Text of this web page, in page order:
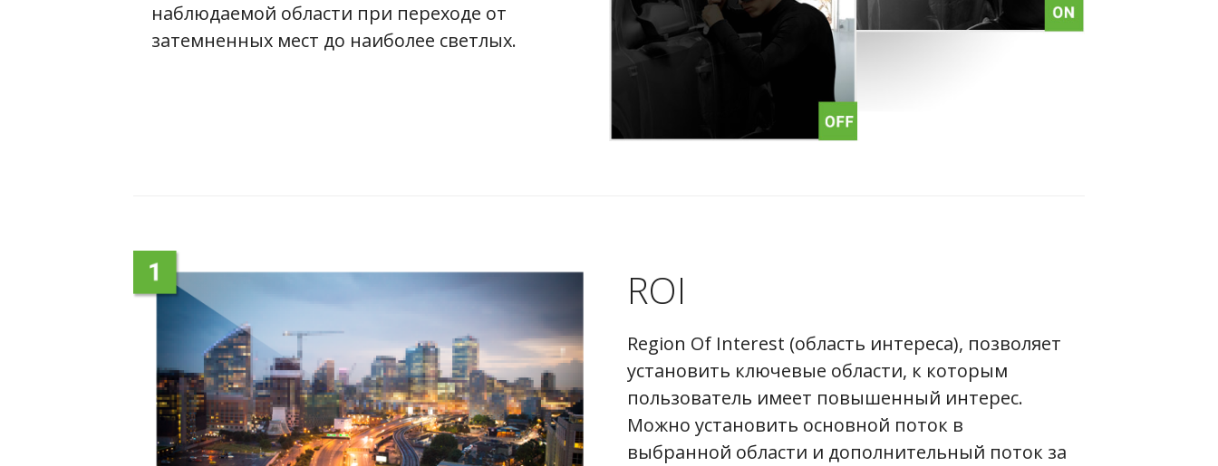
наблюдаемой области при переходе от
затемненных мест до наиболее светлых.
ROI
Region Of Interest (область интереса), позволяет
установить ключевые области, к которым
пользователь имеет повышенный интерес.
Можно установить основной поток в
выбранной области и дополнительный поток за